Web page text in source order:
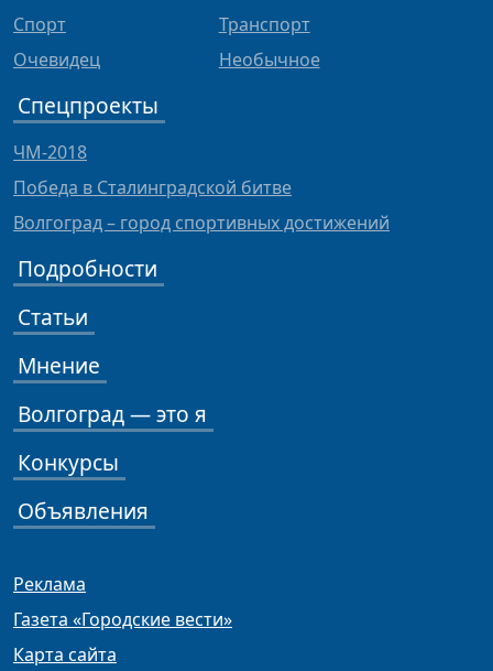
Спорт
Очевидец
Транспорт
Необычное
Спецпроекты
ЧМ-2018
Победа в Сталинградской битве
Волгоград – город спортивных достижений
Подробности
Статьи
Мнение
Волгоград — это я
Конкурсы
Объявления
Реклама
Газета «Городские вести»
Карта сайта